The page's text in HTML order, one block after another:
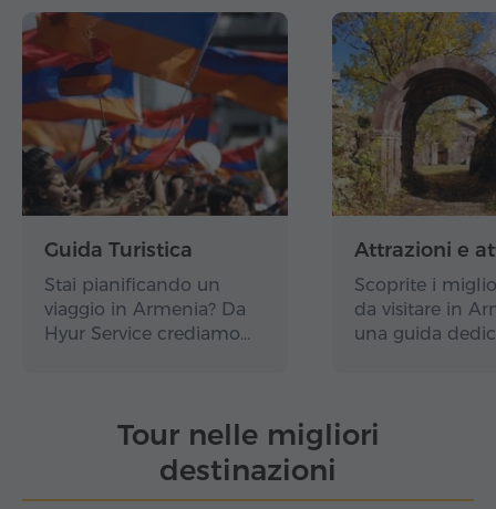
Guida Turistica
Stai pianificando un
viaggio in Armenia? Da
Hyur Service crediamo…
Attrazioni e
Scoprite i
da visitare in
una guida
Tour nelle migliori
destinazioni